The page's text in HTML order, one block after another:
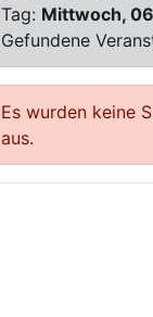
Tag: Mittwoch,
Gefundene
Es wurden keine
aus.